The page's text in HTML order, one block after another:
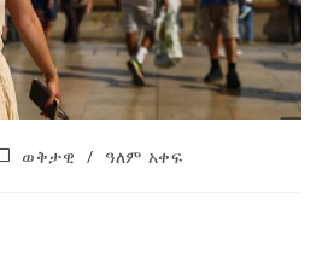
ወቅታዊ / ዓለም አቀፍ